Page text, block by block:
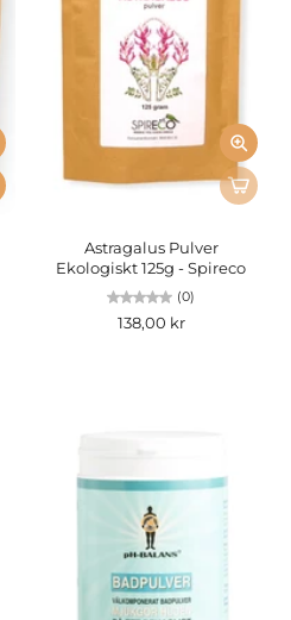
Astragalus Pulver
Ekologiskt 125g - Spireco
(0)
138,00 kr